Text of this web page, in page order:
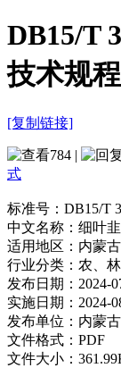
DB15/T
技术规程
[复制链接]
784 |
式
标准号： DB15/T
中文名称： 细叶
适用地区： 内蒙
行业分类： 农、
发布日期： 2024-
实施日期： 2024-
发布单位： 内蒙
文件格式： PDF
文件大小：